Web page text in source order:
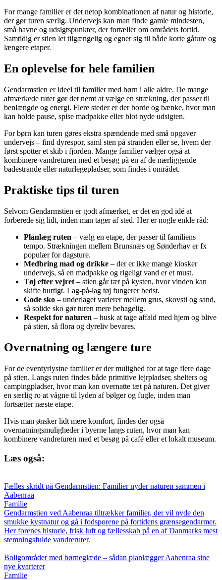
For mange familier er det netop kombinationen af natur og historie,
der gør turen særlig. Undervejs kan man finde gamle mindesten,
små havne og udsigtspunkter, der fortæller om områdets fortid.
Samtidig er stien let tilgængelig og egner sig til både korte gåture og
længere etaper.
En oplevelse for hele familien
Gendarmstien er ideel til familier med børn i alle aldre. De mange
afmærkede ruter gør det nemt at vælge en strækning, der passer til
benlængde og energi. Flere steder er der borde og bænke, hvor man
kan holde pause, spise madpakke eller blot nyde udsigten.
For børn kan turen gøres ekstra spændende med små opgaver
undervejs – find dyrespor, saml sten på stranden eller se, hvem der
først spotter et skib i fjorden. Mange familier vælger også at
kombinere vandreturen med et besøg på en af de nærliggende
badestrande eller naturlegepladser, som findes i området.
Praktiske tips til turen
Selvom Gendarmstien er godt afmærket, er det en god idé at
forberede sig lidt, inden man tager af sted. Her er nogle enkle råd:
Planlæg ruten – vælg en etape, der passer til familiens
tempo. Strækningen mellem Brunsnæs og Sønderhav er fx
populær for dagsture.
Medbring mad og drikke – der er ikke mange kiosker
undervejs, så en madpakke og rigeligt vand er et must.
Tøj efter vejret – stien går tæt på kysten, hvor vinden kan
skifte hurtigt. Lag-på-lag tøj fungerer bedst.
Gode sko – underlaget varierer mellem grus, skovsti og sand,
så solide sko gør turen mere behagelig.
Respekt for naturen – husk at tage affald med hjem og blive
på stien, så flora og dyreliv bevares.
Overnatning og længere ture
For de eventyrlystne familier er der mulighed for at tage flere dage
på stien. Langs ruten findes både primitive lejrpladser, shelters og
campingpladser, hvor man kan overnatte tæt på naturen. Det giver
en særlig ro at vågne til lyden af bølger og fugle, inden man
fortsætter næste etape.
Hvis man ønsker lidt mere komfort, findes der også
overnatningsmuligheder i byerne langs ruten, hvor man kan
kombinere vandreturen med et besøg på café eller et lokalt museum.
Læs også:
Fælles skridt på Gendarmstien: Familier nyder naturen sammen i
Aabenraa
Familie
Gendarmstien ved Aabenraa tiltrækker familier, der vil nyde den
smukke kystnatur og gå i fodsporene på fortidens grænsegendarmer.
Her forenes historie, frisk luft og fællesskab på en af Danmarks mest
stemningsfulde vandreruter.
Boligområder med børneglæde – sådan planlægger Aabenraa sine
nye kvarterer
Familie